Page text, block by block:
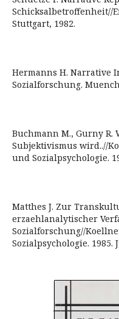
Schicksalbetroffenheit//
Stuttgart, 1982.
Hermanns H. Narrative
Sozialforschung.
Buchmann М., Gurny R.
Subjektivismus wird..//
und Sozialpsychologie.
Matthes J. Zur
erzaehlanalytischer
Sozialforschung//
Sozialpsychologie. 1985.